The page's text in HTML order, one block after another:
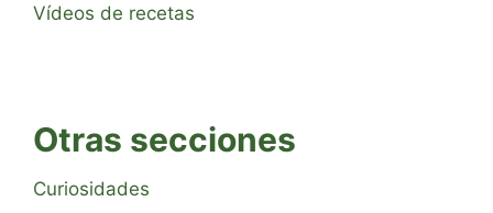
Vídeos de recetas
Otras secciones
Curiosidades